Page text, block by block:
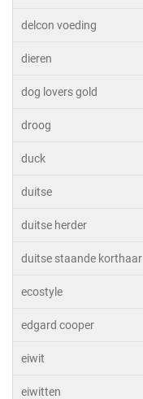
delcon voeding
dieren
dog lovers gold
droog
duck
duitse
duitse herder
duitse staande korthaar
ecostyle
edgard cooper
eiwit
eiwitten